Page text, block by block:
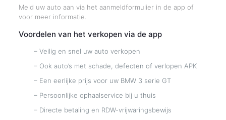
Meld uw auto aan via het aanmeldformulier in de app of
voor meer informatie.
Voordelen van het verkopen via de app
– Veilig en snel uw auto verkopen
– Ook auto’s met schade, defecten of verlopen APK
– Een eerlijke prijs voor uw BMW 3 serie GT
– Persoonlijke ophaalservice bij u thuis
– Directe betaling en RDW-vrijwaringsbewijs